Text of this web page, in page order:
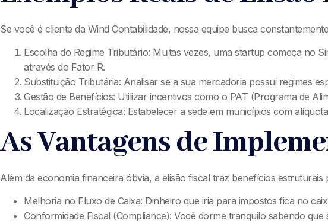
Se você é cliente da Wind Contabilidade, nossa equipe busca
Escolha do Regime Tributário: Muitas vezes, uma startup começa no
através do Fator R.
Substituição Tributária: Analisar se a sua mercadoria possui regimes
Gestão de Benefícios: Utilizar incentivos como o PAT (Programa de
Localização Estratégica: Estabelecer a sede em municípios com
As Vantagens de
Além da economia financeira óbvia, a elisão fiscal traz benefícios estruturais
Melhoria no Fluxo de Caixa: Dinheiro que iria para impostos fica no
Conformidade Fiscal (Compliance): Você dorme tranquilo sabendo